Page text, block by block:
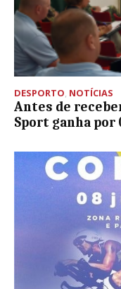
DESPORTO NOTÍCIAS
Antes de
Sport ganha por